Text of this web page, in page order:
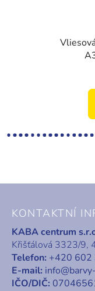
KONTAKTNÍ
KABA centrum
Křišťálová 3323/9,
Telefon: +420 602
E-mail:
IČO/DIČ: